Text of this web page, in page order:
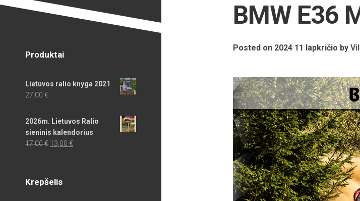
BMW E36
Posted on 2024 11 lapkričio by
Produktai
Lietuvos ralio knyga 2021
27,00 €
2026m. Lietuvos Ralio
sieninis kalendorius
17,00€ Original
13,00 €Current
Krepšelis